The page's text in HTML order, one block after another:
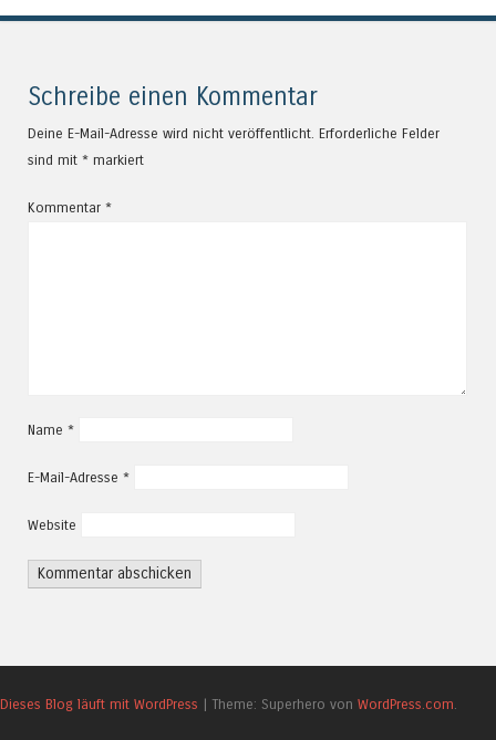
Schreibe einen Kommentar
Deine E-Mail-Adresse wird nicht veröffentlicht. Erforderliche Felder
sind mit * markiert
Kommentar *
Name *
E-Mail-Adresse *
Website
Dieses Blog läuft mit WordPress | Theme: Superhero von WordPress.com